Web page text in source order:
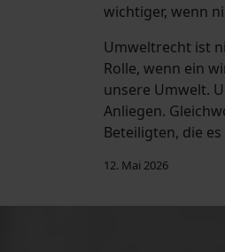
wichtiger, wenn
Umweltrecht ist
Rolle, wenn ein
unsere Umwelt.
Anliegen.
Beteiligten, die
12. Mai 2026